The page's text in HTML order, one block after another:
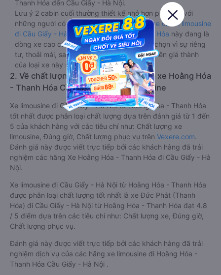
Thanh Hóa đến Cầu Giấy - Hà Nội.
Lưu ý 2 cabin cuối thường thiết kế nhỏ hơn phù hợp với
những người có thân hình nhỏ nhắn. Dòngxe cabin limousine
đi Cầu Giấy - Hà Nội từ Hoằng Hóa - Thanh Hóa này đang là
dòng xe cao cấp nhất, hành khách thường chọn vì sự riêng
tư, thoải mái, sang trọng và tiện nghi. Tất nhiên giá thành
của loại xe này sẽ cao hơn các loại khác.
2. Về chất lượng, review, đánh giá nhà xe Hoằng Hóa
- Thanh Hóa Cầu Giấy - Hà Nội limousine
Xe limousine đi Cầu Giấy - Hà Nội từ Hoằng Hóa - Thanh Hóa
tốt nhất được phân loại chất lượng dựa trên đánh giá từ 1 đến
5 của khách hàng với các tiêu chí như: Chất lượng xe
limousine, Đúng giờ, Chất lượng phục vụ trên Vexere.com.
Đánh giá này được viết trực tiếp bởi các khách hàng đã trải
nghiệm các hãng Xe Hoằng Hóa - Thanh Hóa đi Cầu Giấy - Hà
Nội.
Xe limousine đi Cầu Giấy - Hà Nội từ Hoằng Hóa - Thanh Hóa
được phân loại chất lượng tốt nhất là xe Đức Phát (Thanh
Hóa) đi Cầu Giấy - Hà Nội từ Hoằng Hóa - Thanh Hóa đạt 4.8
/ 5 điểm dựa trên các tiêu chí như: Chất lượng xe, Đúng giờ,
Chất lượng phục vụ.
Đánh giá này được viết trực tiếp bởi các khách hàng đã trải
nghiệm dịch vụ của các hãng xe limousine đi Hoằng Hóa -
Thanh Hóa Cầu Giấy - Hà Nội .